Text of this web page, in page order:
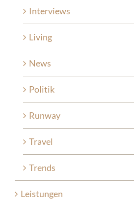
Interviews
Living
News
Politik
Runway
Travel
Trends
Leistungen